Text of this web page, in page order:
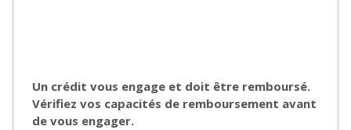
Un crédit vous engage et doit être remboursé.
Vérifiez vos capacités de remboursement avant
de vous engager.